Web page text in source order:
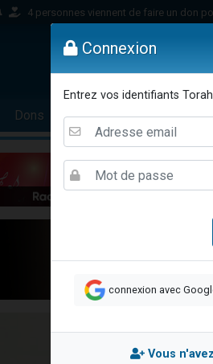
4 personnes viennent de faire un don
2 personnes viennent de faire un don
23 personnes viennent de faire un don
Eva vient de donner son Maasser
4 personnes viennent de nous rejoindre sur
3 personnes viennent de nous rejoindre sur
3 personnes viennent de faire un don
2 personnes viennent de nous rejoindre sur
13 personnes viennent de demander une
30 personnes viennent de faire un don
Dons Femmes Enfants
Connexion
Entrez vos identifiants
connexion avec
Vous